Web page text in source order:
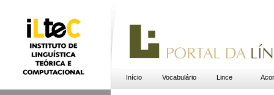
Início Vocabulário Lince